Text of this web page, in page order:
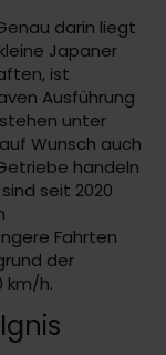
darin liegt
Japaner
ist
Ausführung
unter
Wunsch auch
handeln
seit 2020
Fahrten
der
km/h.